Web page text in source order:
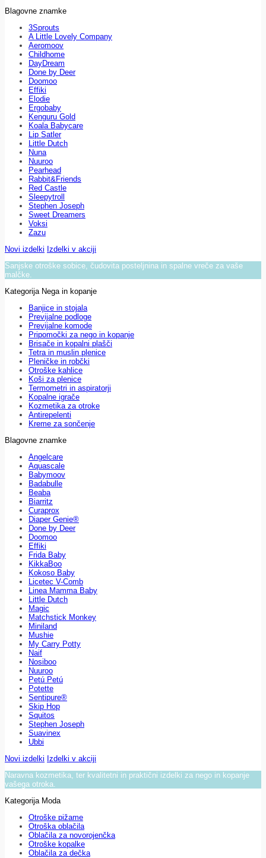
Blagovne znamke
3Sprouts
A Little Lovely Company
Aeromoov
Childhome
DayDream
Done by Deer
Doomoo
Effiki
Elodie
Ergobaby
Kenguru Gold
Koala Babycare
Lip Satler
Little Dutch
Nuna
Nuuroo
Pearhead
Rabbit&Friends
Red Castle
Sleepytroll
Stephen Joseph
Sweet Dreamers
Voksi
Zazu
Novi izdelki Izdelki v akciji
Sanjske otroške sobice, čudovita posteljnina in spalne vreče za vaše
malčke.
Kategorija Nega in kopanje
Banjice in stojala
Previjalne podloge
Previjalne komode
Pripomočki za nego in kopanje
Brisače in kopalni plašči
Tetra in muslin plenice
Pleničke in robčki
Otroške kahlice
Koši za plenice
Termometri in aspiratorji
Kopalne igrače
Kozmetika za otroke
Antirepelenti
Kreme za sončenje
Blagovne znamke
Angelcare
Aquascale
Babymoov
Badabulle
Beaba
Biarritz
Curaprox
Diaper Genie®
Done by Deer
Doomoo
Effiki
Frida Baby
KikkaBoo
Kokoso Baby
Licetec V-Comb
Linea Mamma Baby
Little Dutch
Magic
Matchstick Monkey
Miniland
Mushie
My Carry Potty
Naif
Nosiboo
Nuuroo
Petú Petú
Potette
Sentipure®
Skip Hop
Squitos
Stephen Joseph
Suavinex
Ubbi
Novi izdelki Izdelki v akciji
Naravna kozmetika, ter kvalitetni in praktični izdelki za nego in kopanje
vašega otroka.
Kategorija Moda
Otroške pižame
Otroška oblačila
Oblačila za novorojenčka
Otroške kopalke
Oblačila za dečka